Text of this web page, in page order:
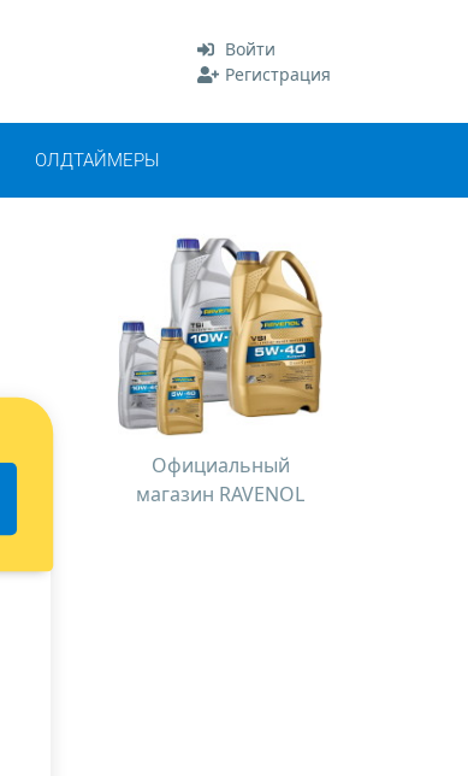
Войти
Регистрация
ОЛДТАЙМЕРЫ
Официальный
магазин RAVENOL